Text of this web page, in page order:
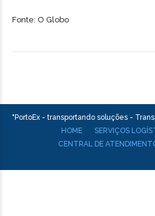
Fonte: O Globo
"PortoEx - transportando soluções -
HOME
SERVIÇOS
CENTRAL DE